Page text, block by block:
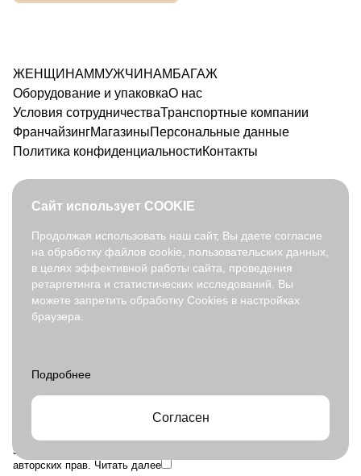
ЖЕНЩИНАМ МУЖЧИНАМ БАГАЖ
Оборудование и упаковкаО нас
Условия сотрудничестваТранспортные компании
ФранчайзингМагазиныПерсональные данные
Политика конфиденциальностиКонтакты
8 800 350 91 90
opt@fabretti.ru
© 2026. fabretti.ru. Все права защищены
Все ресурсы сайта opt.fabretti.ru, включая (но не ограничиваясь)
текстовую, графическую, фотографическую и видео информацию,
фирменное наименование являются объектами авторского права и
прав на интеллектуальную собственность, защищены российским
законодательством и международными соглашениями об охране
авторских прав. Читать далее
Сайт использует COOKIE
Продолжая использовать наш сайт, Вы даете согласие
на обработку файлов cookie, пользовательских данных,
в целях эффективной работы сайта, проведения
ретаргетинга и статистических исследований. Вы
можете запретить обработку Cookies в настройках
браузера.
Согласен